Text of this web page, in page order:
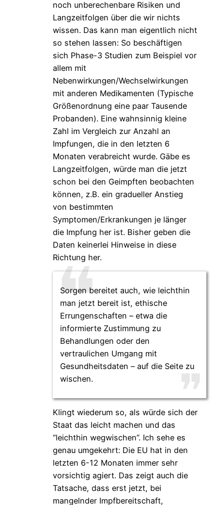
noch unberechenbare Risiken und
Langzeitfolgen über die wir nichts
wissen. Das kann man eigentlich nicht
so stehen lassen: So beschäftigen
sich Phase-3 Studien zum Beispiel vor
allem mit
Nebenwirkungen/Wechselwirkungen
mit anderen Medikamenten (Typische
Größenordnung eine paar Tausende
Probanden). Eine wahnsinnig kleine
Zahl im Vergleich zur Anzahl an
Impfungen, die in den letzten 6
Monaten verabreicht wurde. Gäbe es
Langzeitfolgen, würde man die jetzt
schon bei den Geimpften beobachten
können, z.B. ein gradueller Anstieg
von bestimmten
Symptomen/Erkrankungen je länger
die Impfung her ist. Bisher geben die
Daten keinerlei Hinweise in diese
Richtung her.
Sorgen bereitet auch, wie leichthin
man jetzt bereit ist, ethische
Errungenschaften – etwa die
informierte Zustimmung zu
Behandlungen oder den
vertraulichen Umgang mit
Gesundheitsdaten – auf die Seite zu
wischen.
Klingt wiederum so, als würde sich der
Staat das leicht machen und das
“leichthin wegwischen”. Ich sehe es
genau umgekehrt: Die EU hat in den
letzten 6-12 Monaten immer sehr
vorsichtig agiert. Das zeigt auch die
Tatsache, dass erst jetzt, bei
mangelnder Impfbereitschaft,